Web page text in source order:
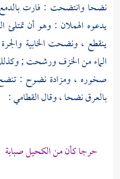
نضحا وانتضحت : فارت
يدعوه الهملان : وهو أن تمتلئ
ينقطع ، ونضحت الخابية
الماء من الخزف ورشحت ;
صخوره ، ومزادة نضوح :
بالعرق نضحا ، وقالالقطامي:
حرجا كأن من الكحيل